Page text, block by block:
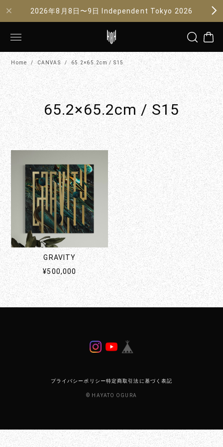
2026年8月8日〜9日 Independent Tokyo 2026
Home CANVAS 65.2×65.2cm / S15
65.2×65.2cm / S15
GRAVITY
¥500,000
プライバシーポリシー特定商取引法に基づく表記
© HAYATO OGURA